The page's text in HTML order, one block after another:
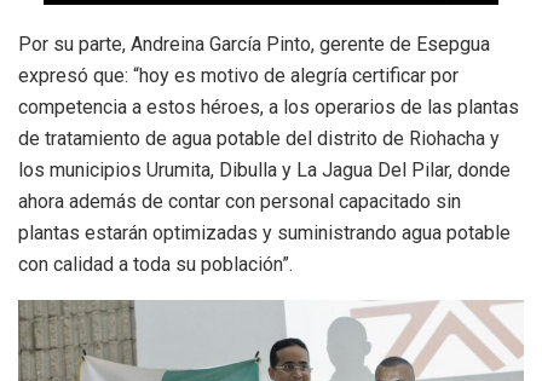
Por su parte, Andreina García Pinto, gerente de Esepgua
expresó que: “hoy es motivo de alegría certificar por
competencia a estos héroes, a los operarios de las plantas
de tratamiento de agua potable del distrito de Riohacha y
los municipios Urumita, Dibulla y La Jagua Del Pilar, donde
ahora además de contar con personal capacitado sin
plantas estarán optimizadas y suministrando agua potable
con calidad a toda su población”.